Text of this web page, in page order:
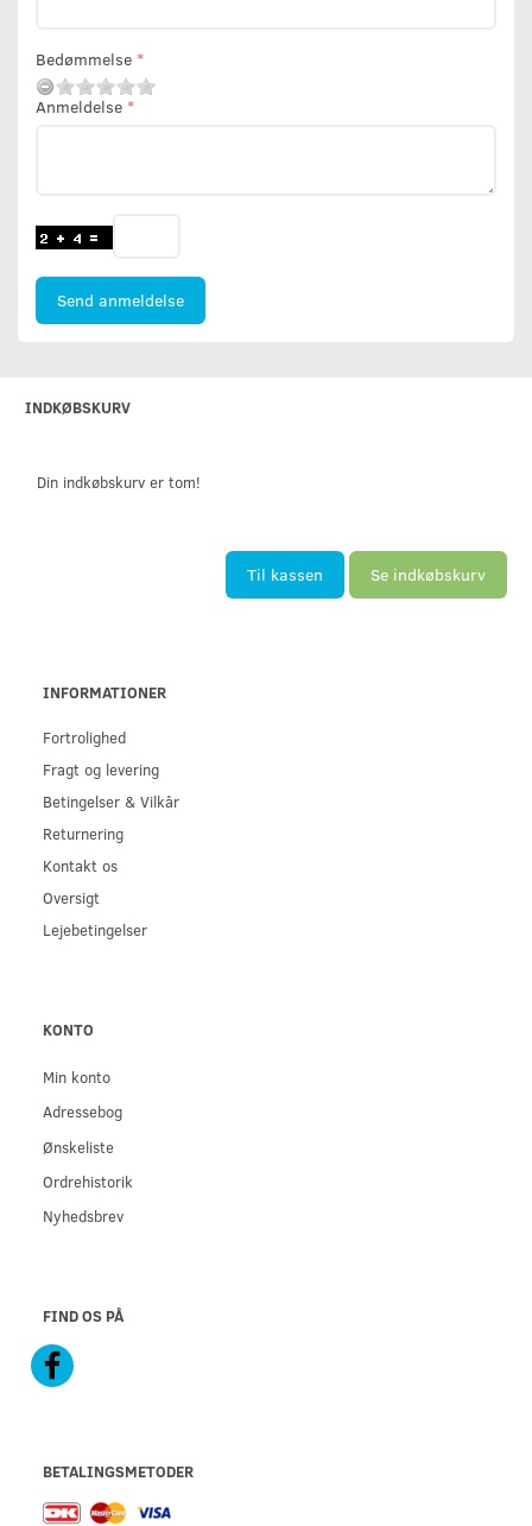
Bedømmelse
Anmeldelse
Send anmeldelse
INDKØBSKURV
Din indkøbskurv er tom!
Til kassen Se indkøbskurv
INFORMATIONER
Fortrolighed
Fragt og levering
Betingelser & Vilkår
Returnering
Kontakt os
Oversigt
Lejebetingelser
KONTO
Min konto
Adressebog
Ønskeliste
Ordrehistorik
Nyhedsbrev
FIND OS PÅ
BETALINGSMETODER